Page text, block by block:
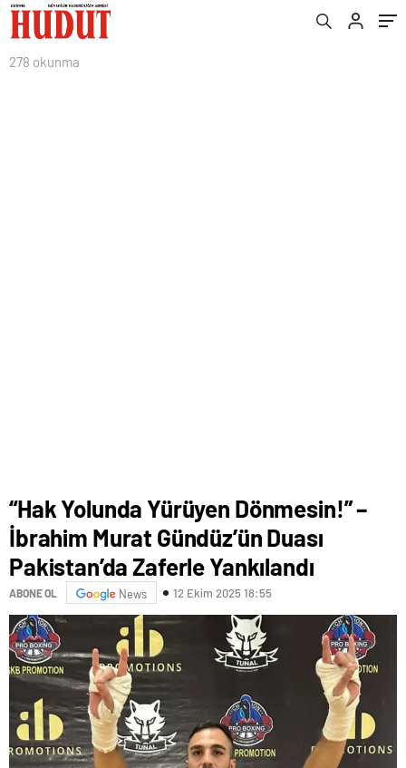
Yankılandı
278 okunma
“Hak Yolunda Yürüyen Dönmesin!” –
İbrahim Murat Gündüz’ün Duası
Pakistan’da Zaferle Yankılandı
ABONE OL News 12 Ekim 2025 18:55